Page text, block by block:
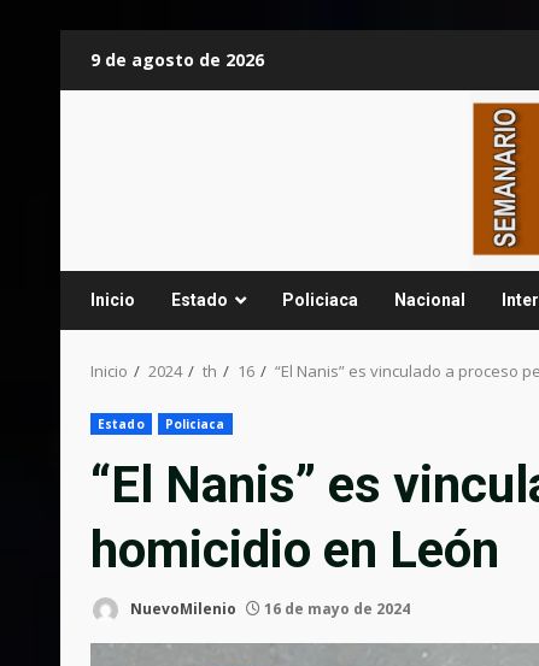
9 de agosto de 2026
Inicio Estado Policiaca Nacional
Inicio 2024 th 16 “El Nanis” es vinculado a proceso
Estado Policiaca
“El Nanis” es
homicidio en León
NuevoMilenio 16 de mayo de 2024